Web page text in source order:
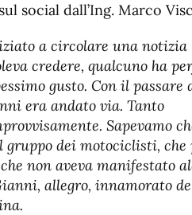
social dall’Ing. Marco
a circolare una notizia
credere, qualcuno ha
gusto. Con il
era andato via. Tanto
Sapevamo
gruppo dei motociclisti, che
non aveva manifestato
allegro, innamorato